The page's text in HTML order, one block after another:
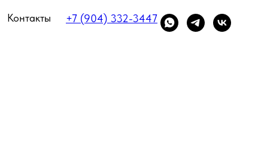
Контакты +7 (904) 332-3447